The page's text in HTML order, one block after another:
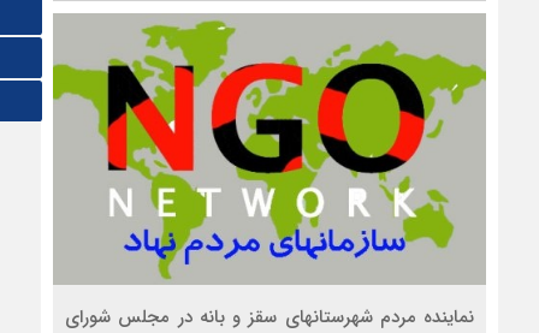
نماینده مردم شهرستانهای سقز و بانه در مجلس شورای